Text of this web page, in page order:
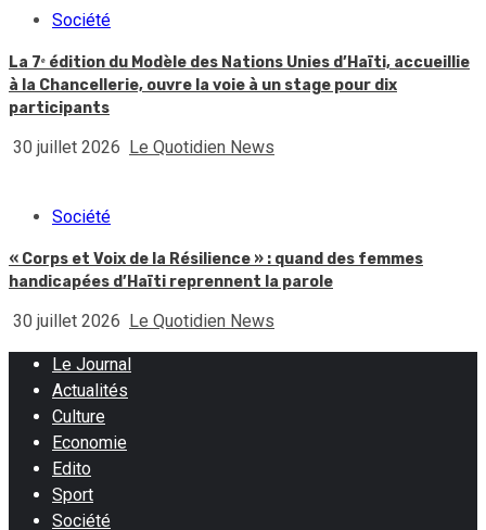
Société
La 7ᵉ édition du Modèle des Nations Unies d’Haïti, accueillie
à la Chancellerie, ouvre la voie à un stage pour dix
participants
30 juillet 2026 Le Quotidien News
Société
« Corps et Voix de la Résilience » : quand des femmes
handicapées d’Haïti reprennent la parole
30 juillet 2026 Le Quotidien News
Le Journal
Actualités
Culture
Economie
Edito
Sport
Société